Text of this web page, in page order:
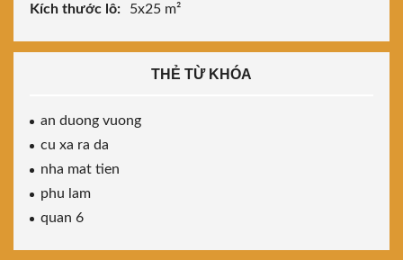
Kích thước lô:
5x25 m²
THẺ TỪ KHÓA
an duong vuong
cu xa ra da
nha mat tien
phu lam
quan 6